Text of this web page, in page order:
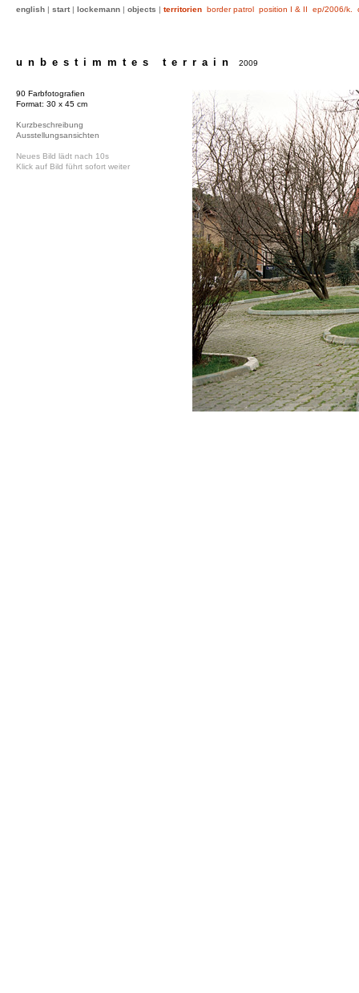
english | start | lockemann | objects | territorien border patrol position I & II ep/2006/k.
unbestimmtes terrain 2009
90 Farbfotografien
Format: 30 x 45 cm
Kurzbeschreibung
Ausstellungsansichten
Neues Bild lädt nach 10s
Klick auf Bild führt sofort weiter